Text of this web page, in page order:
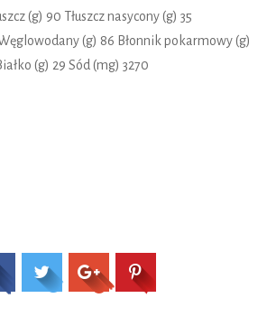
(g) 90 Tłuszcz nasycony (g) 35
(g) 86 Błonnik pokarmowy (g)
(g) 29 Sód (mg) 3270